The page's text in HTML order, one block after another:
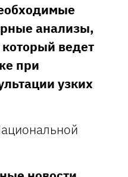
анализы,
ведет
при
узких